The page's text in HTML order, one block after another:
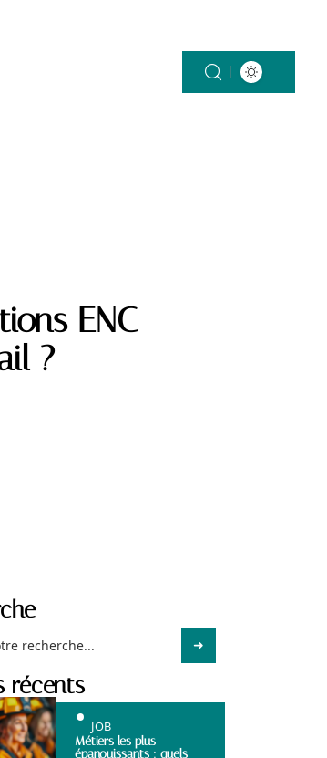
ENC
?
récents
JOB
Métiers les plus
épanouissants : quels